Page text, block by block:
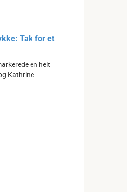
Tak for et
en helt
Kathrine